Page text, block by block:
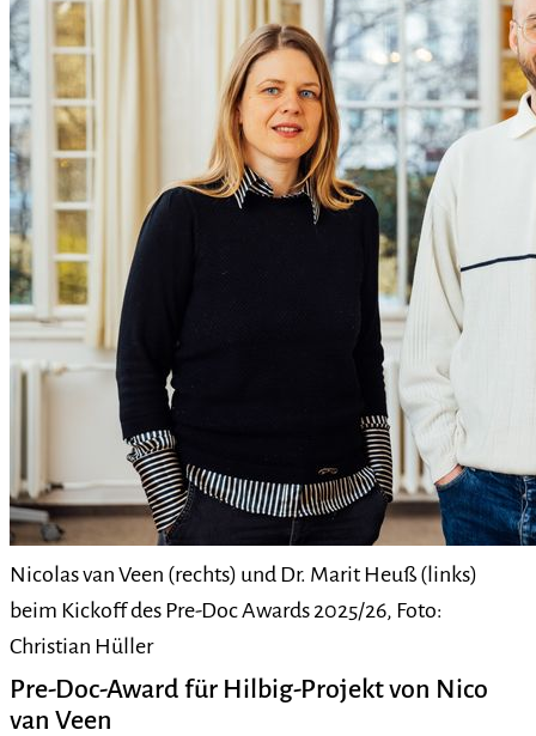
Nicolas van Veen (rechts) und Dr. Marit Heuß (links)
beim Kickoff des Pre-Doc Awards 2025/26, Foto:
Christian Hüller
Pre-Doc-Award für Hilbig-Projekt von Nico
van Veen